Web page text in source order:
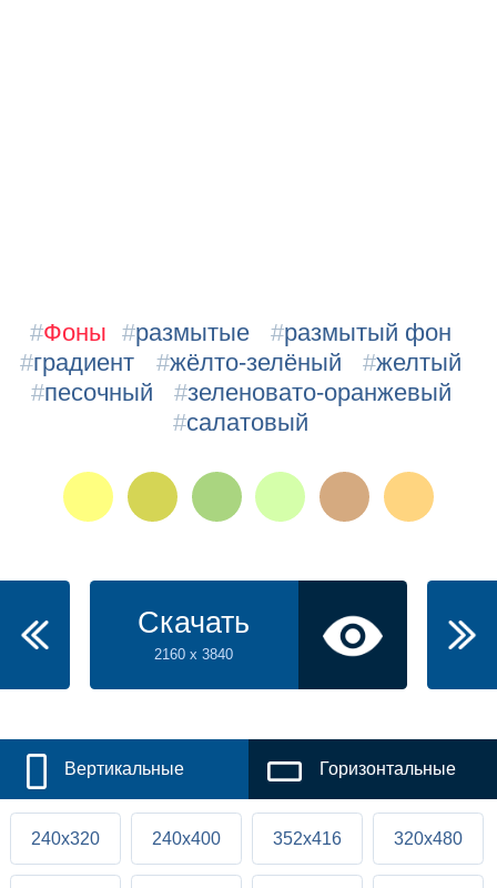
#Фоны #размытые #размытый фон
#градиент #жёлто-зелёный #желтый
#песочный #зеленовато-оранжевый
#салатовый
Скачать
2160 x 3840
Вертикальные Горизонтальные
240x320 240x400 352x416 320x480